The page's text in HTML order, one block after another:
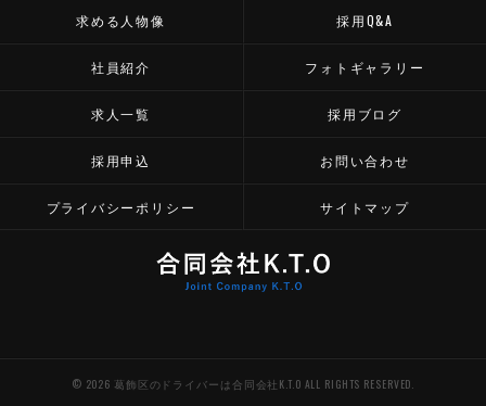
求める人物像 採用Q&A
社員紹介 フォトギャラリー
求人一覧 採用ブログ
採用申込 お問い合わせ
プライバシーポリシー サイトマップ
© 2026 葛飾区のドライバーは合同会社K.T.O ALL RIGHTS RESERVED.